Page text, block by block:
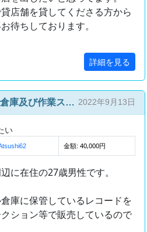
店舗を貸してくださる方から
待ちしております。
詳細を見る
練馬、杉並、中野周辺で倉庫及び作業スペースとして利用出来るお部屋を探しています。 2022年9月13日
い
金額: 40,000円
に在住の27歳男性です。
庫に保管しているレコードを
ション等で販売しているので